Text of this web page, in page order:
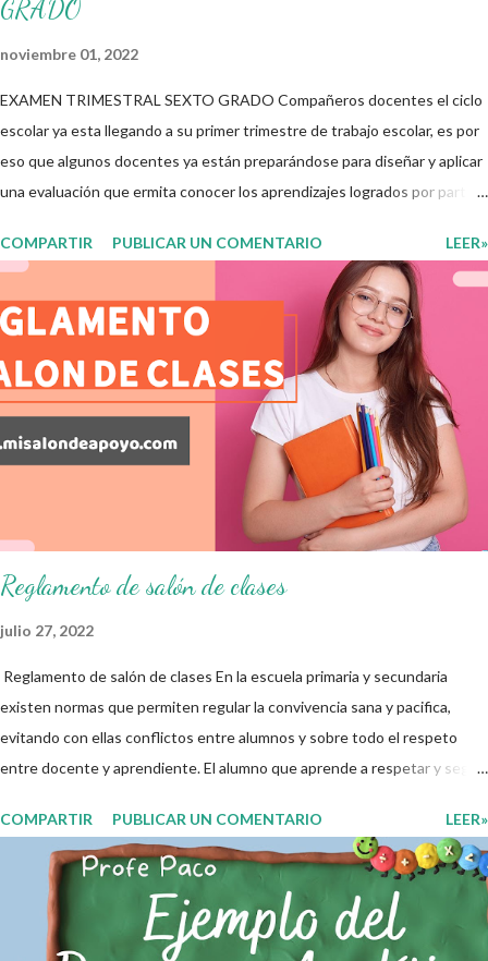
GRADO
noviembre 01, 2022
EXAMEN TRIMESTRAL SEXTO GRADO Compañeros docentes el ciclo
escolar ya esta llegando a su primer trimestre de trabajo escolar, es por
eso que algunos docentes ya están preparándose para diseñar y aplicar
una evaluación que ermita conocer los aprendizajes logrados por parte
para evaluar las diferentes asignaturas que sus alumnos cursaron
durante este ciclo escolar, permitiendo obtener un mayor panorama de
los aprendizajes claves que sus nuevos aprendientes ya lograron
alcanzar y de aquellos que aun necesitan consolidar. Esto con la
finalidad de que elaboramos un plan de intervención adecuado para
atender las necesidades que nuestro grupo requiera de acuerdo a los
resultados del examen trimestral que apliquemos. Sin mas que decir les
damos las gracias para seguir apoyándonos en este nuevo blog
educativo y gracias por su preferencia. Recuerden que todo material
COMPARTIR PUBLICAR UN COMENTARIO LEER»
Reglamento de salón de clases
julio 27, 2022
Reglamento de salón de clases En la escuela primaria y secundaria
existen normas que permiten regular la convivencia sana y pacifica,
evitando con ellas conflictos entre alumnos y sobre todo el respeto
entre docente y aprendiente. El alumno que aprende a respetar y seguir
entiende las consecuencias de sus acciones, es por eso que el objetivo
fundamental de las normas de clases o reglamento de aula buscan
formar aprendientes que desde pequeños, entiendan, analizan y
practiquen las grandes responsabilidades que conlleva ser un buen
ciudadano. A continuación les compartimos algunos ejemplos de reglas
COMPARTIR PUBLICAR UN COMENTARIO LEER»